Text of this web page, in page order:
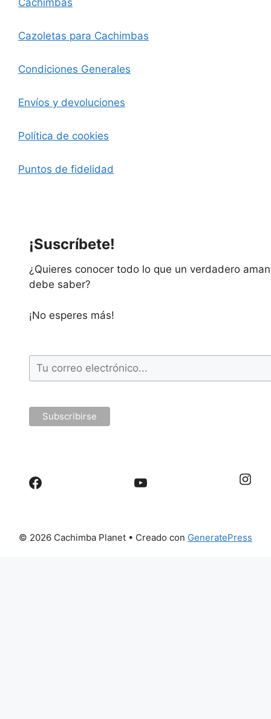
Cazoletas para Cachimbas
Condiciones Generales
Envíos y devoluciones
Política de cookies
Puntos de fidelidad
¡Suscríbete!
¿Quieres conocer todo lo que un verdadero
debe saber?
¡No esperes más!
© 2026 Cachimba Planet • Creado con GeneratePress